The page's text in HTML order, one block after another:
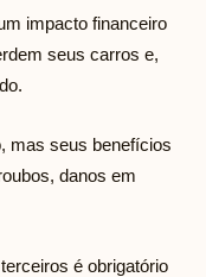
impacto financeiro
seus carros e,
mas seus benefícios
danos em
é obrigatório